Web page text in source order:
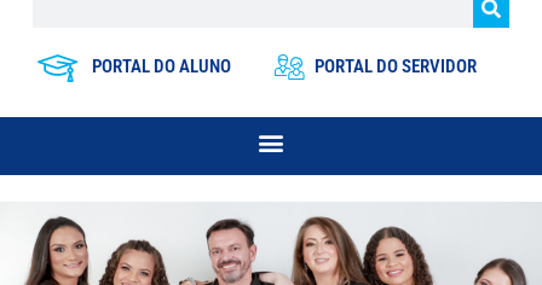
PORTAL DO ALUNO PORTAL DO SERVIDOR